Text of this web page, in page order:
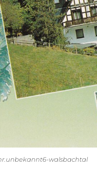
walsbachtal